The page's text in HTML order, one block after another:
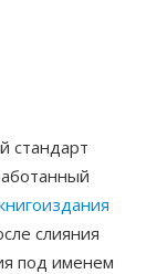
стандарт
слияния
под именем